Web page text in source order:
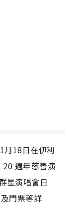
月18日在伊利
週年慈善演
星演唱會日
門票等詳